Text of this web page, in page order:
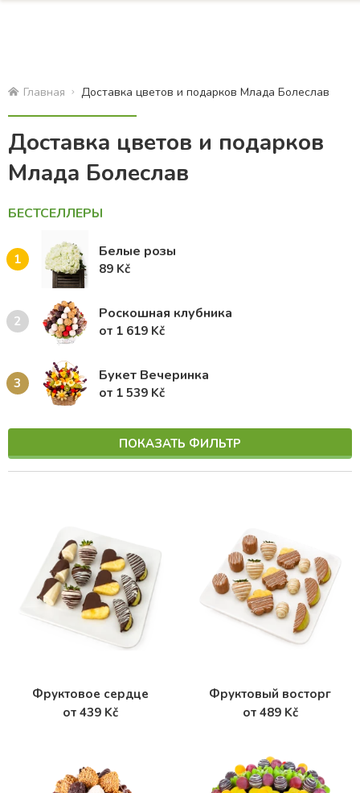
Главная Доставка цветов и подарков Млада Болеслав
Доставка цветов и подарков
Млада Болеслав
БЕСТСЕЛЛЕРЫ
1 Белые розы
89 Kč
2 Роскошная клубника
от 1 619 Kč
3 Букет Вечеринка
от 1 539 Kč
ПОКАЗАТЬ ФИЛЬТР
Фруктовое сердце
от 439 Kč
Фруктовый восторг
от 489 Kč